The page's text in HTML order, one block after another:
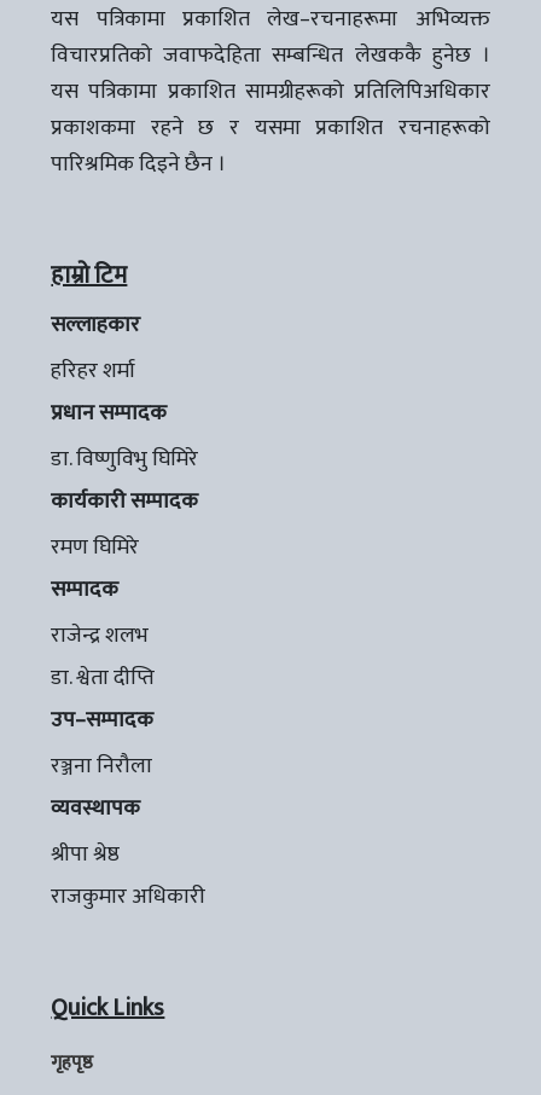
यस पत्रिकामा प्रकाशित लेख–रचनाहरूमा अभिव्यक्त
विचारप्रतिको जवाफदेहिता सम्बन्धित लेखककै हुनेछ ।
यस पत्रिकामा प्रकाशित सामग्रीहरूको प्रतिलिपिअधिकार
प्रकाशकमा रहने छ र यसमा प्रकाशित रचनाहरूको
पारिश्रमिक दिइने छैन ।
हाम्रो टिम
सल्लाहकार
हरिहर शर्मा
प्रधान सम्पादक
डा. विष्णुविभु घिमिरे
कार्यकारी सम्पादक
रमण घिमिरे
सम्पादक
राजेन्द्र शलभ
डा. श्वेता दीप्ति
उप–सम्पादक
रञ्जना निरौला
व्यवस्थापक
श्रीपा श्रेष्ठ
राजकुमार अधिकारी
Quick Links
गृहपृष्ठ